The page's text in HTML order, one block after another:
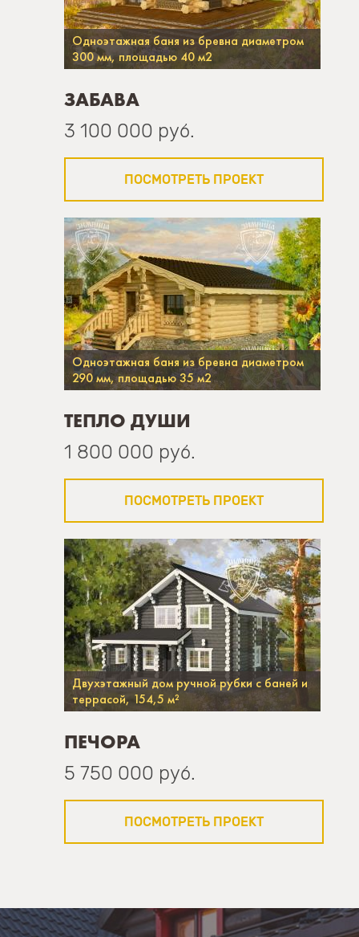
Одноэтажная баня из бревна диаметром
300 мм, площадью 40 м2
ЗАБАВА
3 100 000 руб.
ПОСМОТРЕТЬ ПРОЕКТ
Одноэтажная баня из бревна диаметром
290 мм, площадью 35 м2
ТЕПЛО ДУШИ
1 800 000 руб.
ПОСМОТРЕТЬ ПРОЕКТ
Двухэтажный дом ручной рубки с баней и
террасой, 154,5 м²
ПЕЧОРА
5 750 000 руб.
ПОСМОТРЕТЬ ПРОЕКТ